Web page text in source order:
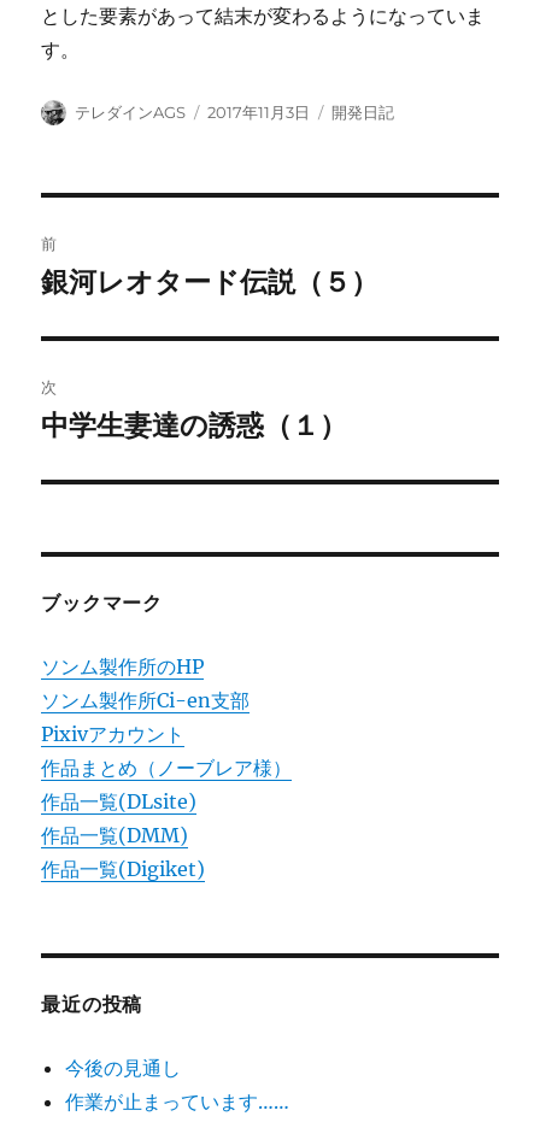
とした要素があって結末が変わるようになっていま
す。
投
テレダインAGS
投
2017年11月3日
カ
開発日記
稿
ビ
ゲ
ー
前
前
投
稿:
銀河レオタード伝説（５）
次
次
投
中学生妻達の誘惑（１）
ブックマーク
ソンム製作所のHP
ソンム製作所Ci-en支部
Pixivアカウント
作品まとめ（ノーブレア様）
作品一覧(DLsite)
作品一覧(DMM)
作品一覧(Digiket)
最近の投稿
今後の見通し
作業が止まっています……